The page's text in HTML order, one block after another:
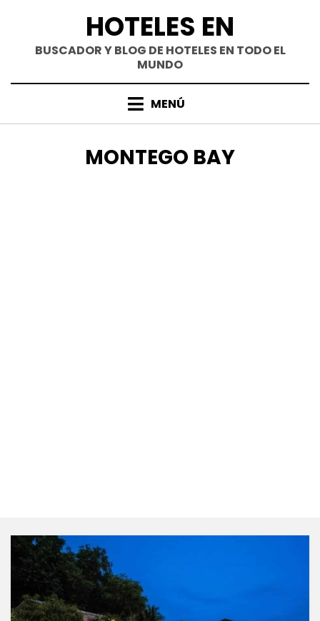
contenido
HOTELES EN
BUSCADOR Y BLOG DE HOTELES EN TODO EL
MUNDO
MENÚ
ETIQUETA
:
MONTEGO BAY